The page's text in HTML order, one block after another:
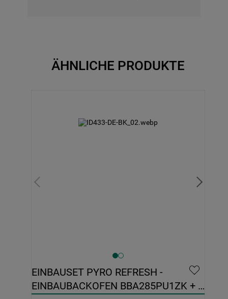
ÄHNLICHE PRODUKTE
EINBAUSET PYRO REFRESH -
EINBAUBACKOFEN BBA285PU1ZK +